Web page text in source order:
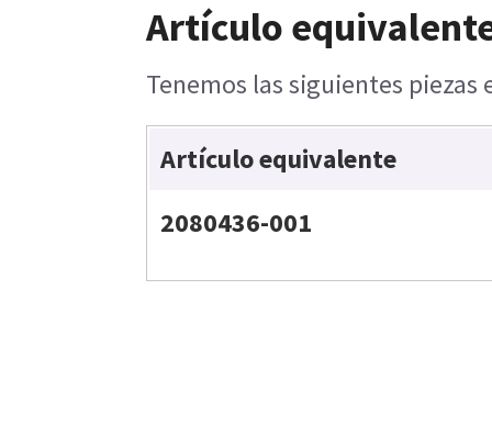
Artículo
Tenemos las siguientes
Artículo equivalente
2080436-001